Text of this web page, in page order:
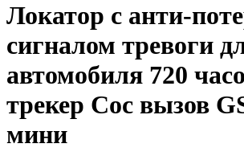
Локатор с анти-
сигналом тревоги
автомобиля 720
трекер Сос вызов
мини